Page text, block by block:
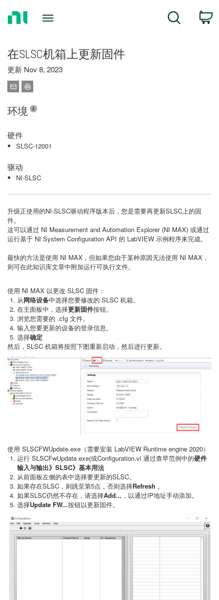
Search
在SLSC机箱上更新固件
更新 Nov 8, 2023
环境
硬件
SLSC-12001
驱动
NI-SLSC
升级正使用的NI-SLSC驱动程序版本后，您是需要再更新SLSC上的固
件。
这可以通过 NI Measurement and Automation Explorer (NI MAX) 或通过
运行基于 NI System Configuration API 的 LabVIEW 示例程序来完成。
最快的方法是使用 NI MAX，但如果您由于某种原因无法使用 NI MAX，
则可在此知识库文章中附加运行可执行文件。
使用 NI MAX 以更改 SLSC 固件：
从网络设备中选择您要修改的 SLSC 机箱。
在主面板中，选择更新固件按钮。
浏览您需要的 .cfg 文件。
输入您要更新的设备的登录信息。
选择确定
然后，SLSC 机箱将按照下图重新启动，然后进行更新。
使用 SLSCFWUpdate.exe（需要安装 LabVIEW Runtime engine 2020）
运行 SLSCFwUpdate.exe(或Configuration.vi 通过查早范例中的硬件
输入与输出》SLSC》基本用法
从前面板左侧的表中选择要更新的SLSC。
如果存在SLSC，则跳至第5点，否则选择Refresh 。
如果SLSC仍然不存在，请选择Add... ，以通过IP地址手动添加。
选择Update FW...按钮以更新固件。